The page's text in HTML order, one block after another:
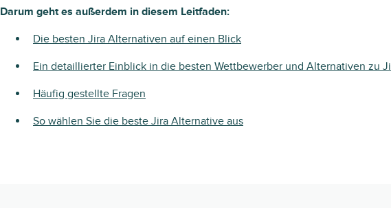
Darum geht es außerdem in diesem Leitfaden:
Die besten Jira Alternativen auf einen Blick
Ein detaillierter Einblick in die besten Wettbewerber und Alternativen zu
Häufig gestellte Fragen
So wählen Sie die beste Jira Alternative aus